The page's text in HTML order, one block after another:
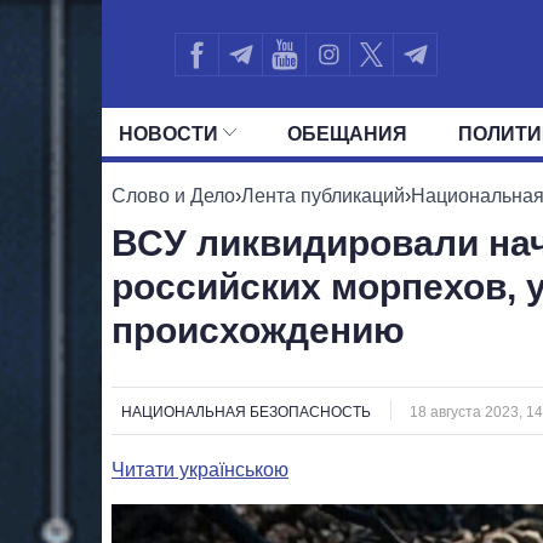
НОВОСТИ ОБЕЩАНИЯ
ВСЕ ПОЛИТИКИ ПРЕЗИДЕНТ И
Слово и Дело›Лента публикаций›
ВСУ ликвидировали
российских морпехов,
происхождению
НАЦИОНАЛЬНАЯ БЕЗОПАСНОСТЬ 18 августа 2023,
Читати українською